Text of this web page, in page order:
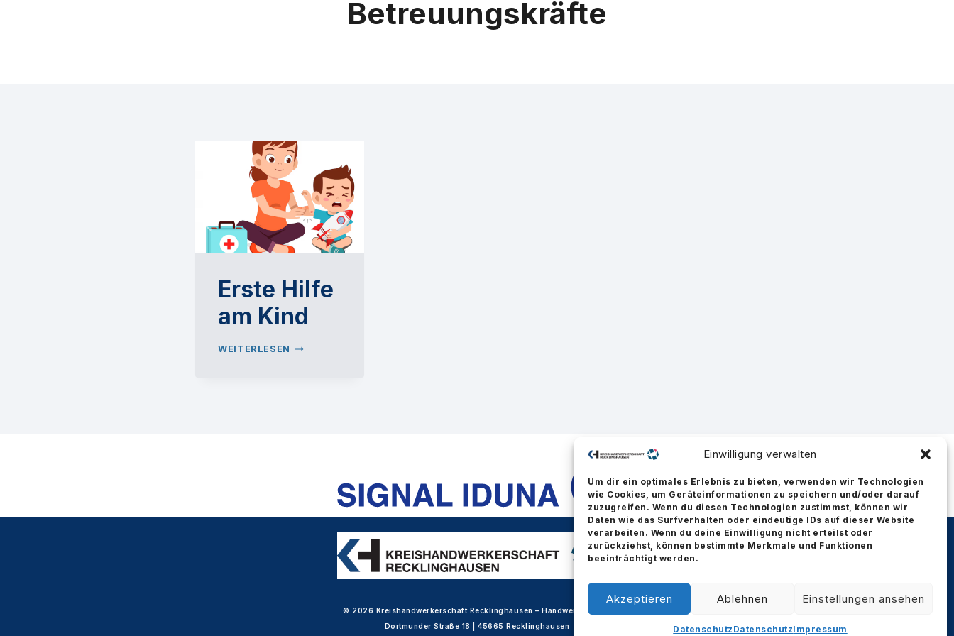
Einwilligung verwalten
Um dir ein optimales Erlebnis zu bieten, verwenden wir Technologien
wie Cookies, um Geräteinformationen zu speichern und/oder darauf
zuzugreifen. Wenn du diesen Technologien zustimmst, können wir
Daten wie das Surfverhalten oder eindeutige IDs auf dieser Website
verarbeiten. Wenn du deine Einwilligung nicht erteilst oder
zurückziehst, können bestimmte Merkmale und Funktionen
beeinträchtigt werden.
Akzeptieren Ablehnen Einstellungen ansehen
Datenschutz DatenschutzImpressum
Betreuungskräfte
Erste Hilfe
am Kind
WEITERLESEN ERSTE
© 2026 Kreishandwerkerschaft Recklinghausen – Handwerk im Vest
Dortmunder Straße 18 | 45665 Recklinghausen